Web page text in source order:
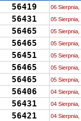
56419
06
56431 05
56465 05
56465 05 Sierpnia,
56451 05
56465 05
56465 05
56406 04
56431 04
56421 04